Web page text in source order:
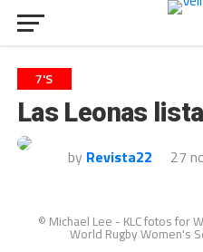
7'S
Las Leonas
by Revista22 27
© Michael Lee - KLC fotos for
World Rugby Women's